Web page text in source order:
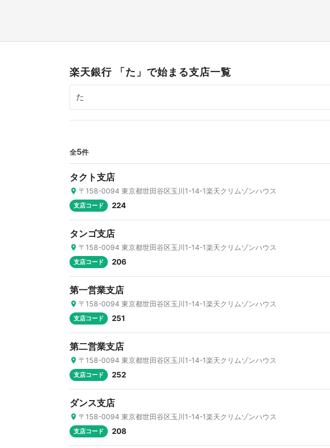
楽天銀行 「た」で始まる支店一覧
全5件
タクト支店
〒158-0094 東京都世田谷区玉川1-14-1楽天クリムゾンハウス
支店コード 224
タンゴ支店
〒158-0094 東京都世田谷区玉川1-14-1楽天クリムゾンハウス
支店コード 206
第一営業支店
〒158-0094 東京都世田谷区玉川1-14-1楽天クリムゾンハウス
支店コード 251
第二営業支店
〒158-0094 東京都世田谷区玉川1-14-1楽天クリムゾンハウス
支店コード 252
ダンス支店
〒158-0094 東京都世田谷区玉川1-14-1楽天クリムゾンハウス
支店コード 208